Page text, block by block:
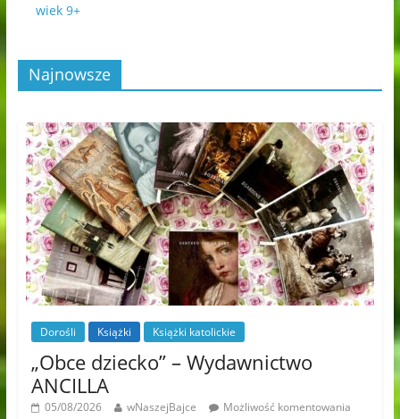
wiek 9+
Najnowsze
Dorośli Książki Książki katolickie
„Obce dziecko” – Wydawnictwo
ANCILLA
05/08/2026 wNaszejBajce
Możliwość komentowania